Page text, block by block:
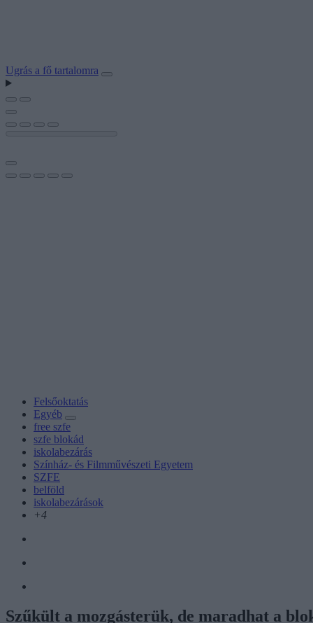
Ugrás a fő tartalomra
Felsőoktatás
Egyéb
free szfe
szfe blokád
iskolabezárás
Színház- és Filmművészeti Egyetem
SZFE
belföld
iskolabezárások
+4
Szűkült a mozgásterük, de maradhat a